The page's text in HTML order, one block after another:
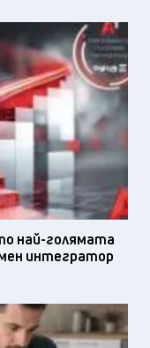
най-голямата
интегратор